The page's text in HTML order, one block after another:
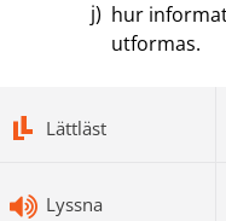
hur
utformas.
Lättläst
Lyssna